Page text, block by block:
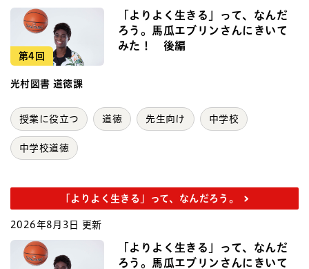
第4回
「よりよく生きる」って、なんだ
ろう。馬瓜エブリンさんにきいて
みた！ 後編
光村図書 道徳課
授業に役立つ 道徳 先生向け 中学校
中学校道徳
「よりよく生きる」って、なんだろう。
2026年8月3日 更新
「よりよく生きる」って、なんだ
ろう。馬瓜エブリンさんにきいて